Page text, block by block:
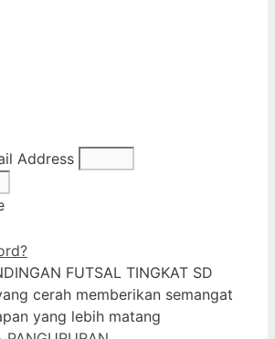
Address
FUTSAL TINGKAT SD
cerah memberikan semangat
yang lebih matang